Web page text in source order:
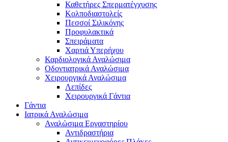
Καθετήρες Σπερματέγχυσης
Κολποδιαστολείς
Πεσσοί Σιλικόνης
Προφυλακτικά
Σπειράματα
Χαρτιά Υπερήχου
Καρδιολογικά Αναλώσιμα
Οδοντιατρικά Αναλώσιμα
Χειρουργικά Αναλώσιμα
Λεπίδες
Χειρουργικά Γάντια
Γάντια
Ιατρικά Αναλώσιμα
Αναλώσιμα Εργαστηρίου
Αντιδραστήρια